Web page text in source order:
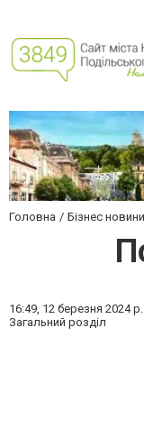
Головна Бізнес новини
16:49, 12 березня 2024 р.
Загальний розділ